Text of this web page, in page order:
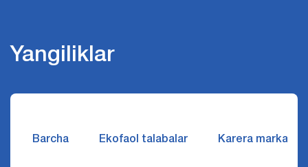
Yangiliklar
Barcha Ekofaol talabalar Karera markazi